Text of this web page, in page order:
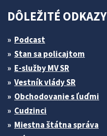
DÔLEŽITÉ ODKAZY
Podcast
Stan sa policajtom
E-služby MV SR
Vestník vlády SR
Obchodovanie s ľuďmi
Cudzinci
Miestna štátna správa